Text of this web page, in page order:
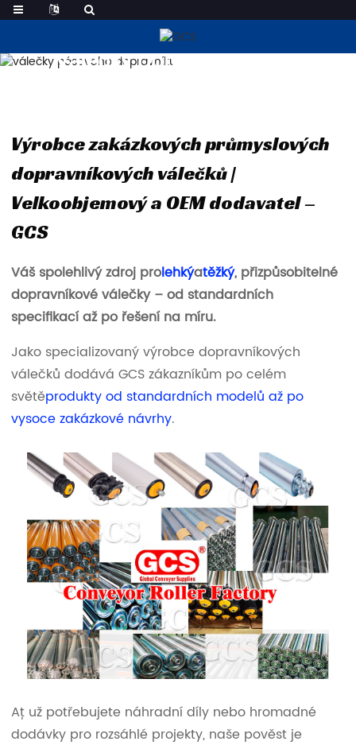
Válečky Dopravních Pásů
Výrobce zakázkových průmyslových
dopravníkových válečků |
Velkoobjemový a OEM dodavatel –
GCS
Váš spolehlivý zdroj prolehkýatěžký, přizpůsobitelné
dopravníkové válečky – od standardních
specifikací až po řešení na míru.
Jako specializovaný výrobce dopravníkových
válečků dodává GCS zákazníkům po celém
světěprodukty od standardních modelů až po
vysoce zakázkové návrhy.
Ať už potřebujete náhradní díly nebo hromadné
dodávky pro rozsáhlé projekty, naše pověst je